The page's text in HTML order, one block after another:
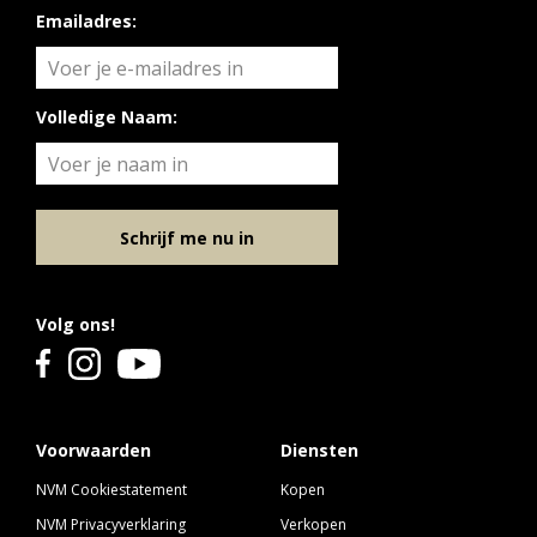
Voorwaarden
NVM Cookiestatement
NVM Privacyverklaring
Diensten
Kopen
Verkopen
Volg ons!
Emailadres:
Volledige Naam:
Schrijf me nu in